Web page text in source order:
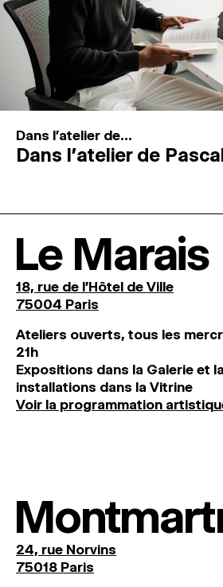
Dans l'atelier de...
Dans l’atelier de
Le Marais
18, rue de l'Hôtel de Ville
75004 Paris
Ateliers ouverts, tous les
21h
Expositions dans la Galerie et
installations dans la Vitrine
Voir la programmation
24, rue Norvins
75018 Paris